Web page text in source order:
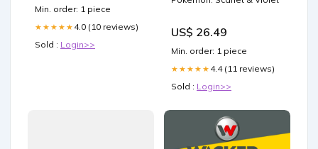
Min. order: 1 piece
★★★★★ 4.0 (10 reviews)
Sold : Login>>
US$ 26.49
Min. order: 1 piece
★★★★★ 4.4 (11 reviews)
Sold : Login>>